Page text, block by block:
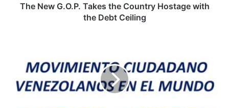
DebtThe New G.O.P. Takes the Country Hostage with
the Debt Ceiling
ciudadana
primarias